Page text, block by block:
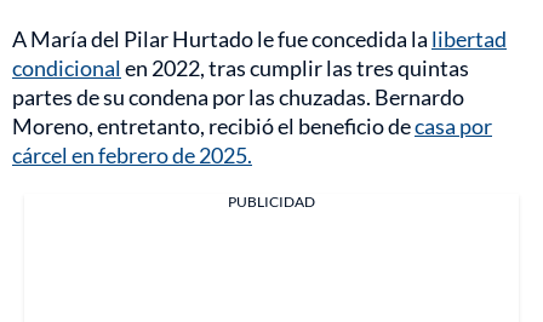
A María del Pilar Hurtado le fue concedida la libertad
condicionalen 2022, tras cumplir las tres quintas
partes de su condena por las chuzadas. Bernardo
Moreno, entretanto, recibió el beneficio decasa por
cárcel en febrero de 2025.
PUBLICIDAD